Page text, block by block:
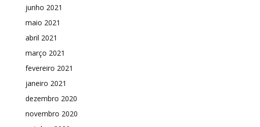
junho 2021
maio 2021
abril 2021
março 2021
fevereiro 2021
janeiro 2021
dezembro 2020
novembro 2020